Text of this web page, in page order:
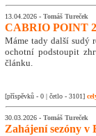
13.04.2026 - Tomáš Tureček
CABRIO POINT
Máme tady další sudý
ochotní podstoupit
článku.
[příspěvků - 0 | četlo - 3101]
30.03.2026 - Tomáš Tureček
Zahájení sezóny v